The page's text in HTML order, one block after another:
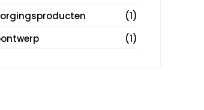
(1)
(1)